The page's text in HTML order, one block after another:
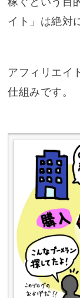
イト」は絶対
アフィリエイ
仕組みです。